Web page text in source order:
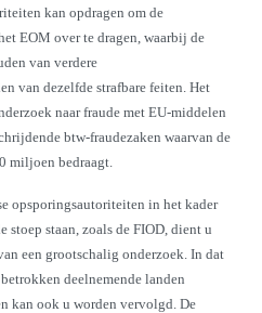
kan opdragen om de
EOM over te dragen, waarbij de
van verdere
van dezelfde strafbare feiten. Het
naar fraude met EU-middelen
btw-fraudezaken waarvan de
miljoen bedraagt.
opsporingsautoriteiten in het kader
stoep staan, zoals de FIOD, dient u
een grootschalig onderzoek. In dat
deelnemende landen
kan ook u worden vervolgd. De